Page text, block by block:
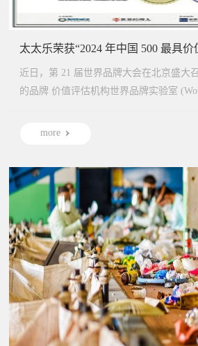
太太乐荣获“2024 年中国 500 最具价
近日，第 21 届世界品牌大会在北京盛大
的品牌 价值评估机构世界品牌实验室
more